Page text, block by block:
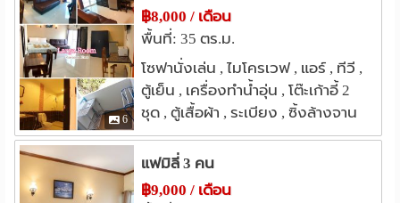
ให้ตรงมาจนถึงสี่แยกรินคำ จะเห็นห้างMAYAทางขวามือให้
เลี้ยวซ้าย ตรงมาเรื่อยๆจะเห็นปั้มน้ำมันเชลล์อยู่ทางขวา ให้
เลี้ยวซ้ายเข้าซอย (ซอยอยู่ตรงข้ามปั้มน้ำมันเชลล์พอดี) ชื่อ
ซอยราชพฤกษ์ ตรงเข้ามาสุดซอยประมาณ 80 เมตร ไม่ต้อง
เลี้ยวใดๆทั้งสิ้น จะเห็นตึกสีขาว-น้ำตาล หลังคาทรงไทย มี
ป้ายชื่อว่า ภูวนนท์ เพลส
- หากมาจากถนนคูเมือง
อื่นๆ
ถนนศิริมังคลาจารย์ 0.4 กม.
ถนนอารักษ์ เชียงใหม่
ซอยทานตะวัน เชียงใหม่ 0.7 กม.
วันนิมมาน 0.7 กม. แยกเจ็ดยอด 0.9 กม.
ซอยเวียงบัว 1.0 กม.
6
฿8,000 / เดือน
พื้นที่: 35 ตร.ม.
โซฟานั่งเล่น , ไมโครเวฟ , แอร์ , ทีวี ,
ตู้เย็น , เครื่องทำน้ำอุ่น , โต๊ะเก้าอี้ 2
ชุด , ตู้เสื้อผ้า , ระเบียง , ซิ้งล้างจาน
แฟมิลี่ 3 คน
฿9,000 / เดือน